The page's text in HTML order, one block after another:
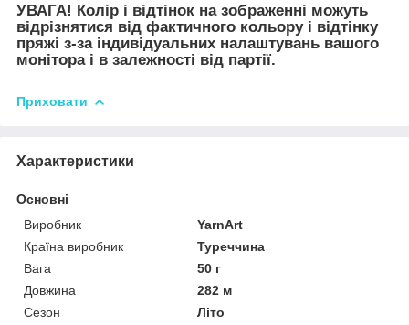
УВАГА! Колір і відтінок на зображенні можуть
відрізнятися від фактичного кольору і відтінку
пряжі з-за індивідуальних налаштувань вашого
монітора і в залежності від партії.
Приховати
Характеристики
Основні
Виробник
YarnArt
Країна виробник
Туреччина
Вага
50 г
Довжина
282 м
Сезон
Літо